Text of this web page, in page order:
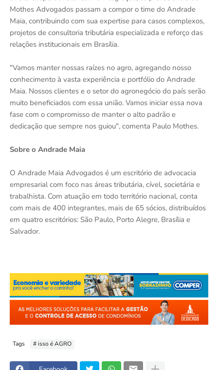
Mothes Advogados passam a compor o time do Andrade
Maia, contribuindo com sua expertise para casos complexos,
projetos de consultoria tributária especializada e reforço das
relações institucionais em Brasília.
"Vamos manter nossas raízes no agro, agregando nosso
conhecimento à vasta experiência e portfólio do Andrade
Maia. Nossos clientes e o setor do agronegócio do país serão
muito beneficiados com essa união. Vamos iniciar essa nova
fase com o compromisso de manter o alto padrão e
dedicação que sempre nos guiou", comenta Paulo Mothes.
Sobre o Andrade Maia
O Andrade Maia Advogados é um escritório de advocacia
empresarial com foco nas áreas tributária, cível, societária e
trabalhista. Com atuação em todo território nacional, conta
com mais de 400 integrantes, mais de 65 sócios, distribuídos
em quatro escritórios: São Paulo, Porto Alegre, Brasília e
Salvador.
Tags # isso é AGRO